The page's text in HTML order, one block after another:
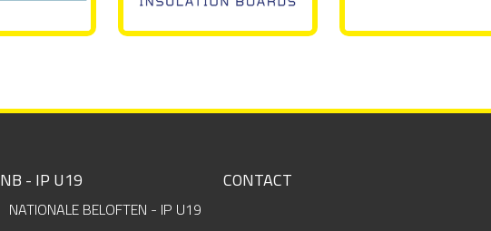
NB - IP U19
NATIONALE BELOFTEN - IP U19
CONTACT